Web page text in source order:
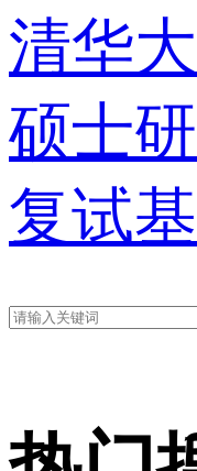
清华
硕士
复试